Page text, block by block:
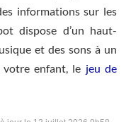
informations sur les
dispose d’un haut-
et des sons à un
votre enfant, le jeu de